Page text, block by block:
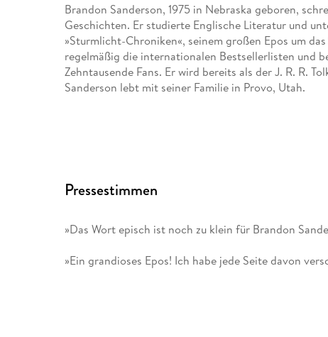
Brandon Sanderson, 1975 in Nebraska geboren,
Geschichten. Er studierte Englische Literatur und
»Sturmlicht-Chroniken«, seinem großen Epos um
regelmäßig die internationalen Bestsellerlisten und
Zehntausende Fans. Er wird bereits als der J. R. R.
Sanderson lebt mit seiner Familie in Provo, Utah.
Pressestimmen
»Das Wort episch ist noch zu klein für Brandon
»Ein grandioses Epos! Ich habe jede Seite davon